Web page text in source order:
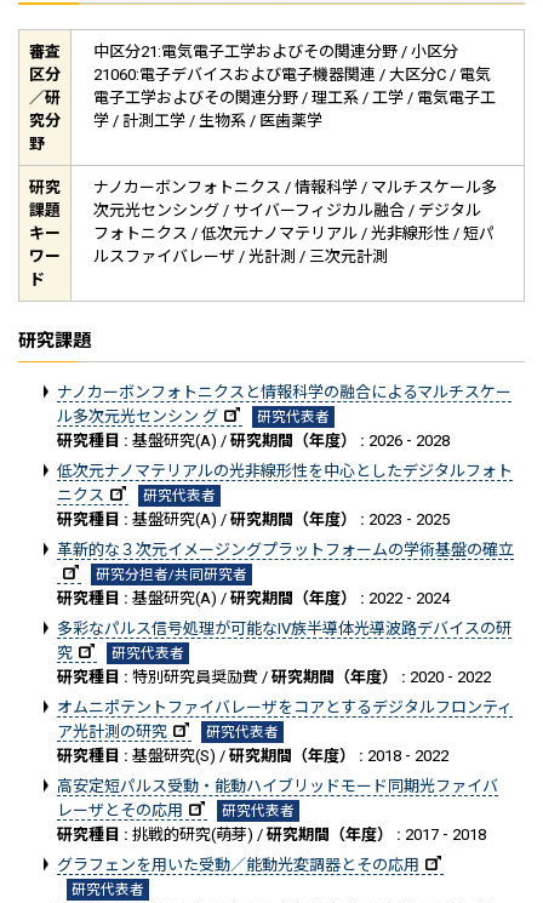
審査
区分
／研
究分
野
中区分21:電気電子工学およびその関連分野 / 小区分
21060:電子デバイスおよび電子機器関連 / 大区分C / 電気
電子工学およびその関連分野 / 理工系 / 工学 / 電気電子工
学 / 計測工学 / 生物系 / 医歯薬学
研究
課題
キー
ワー
ド
ナノカーボンフォトニクス / 情報科学 / マルチスケール多
次元光センシング / サイバーフィジカル融合 / デジタル
フォトニクス / 低次元ナノマテリアル / 光非線形性 / 短パ
ルスファイバレーザ / 光計測 / 三次元計測
研究課題
ナノカーボンフォトニクスと情報科学の融合によるマルチスケー
ル多次元光センシン グ
研究代表者
研究種目 : 基盤研究(A) / 研究期間（年度） : 2026 - 2028
低次元ナノマテリアルの光非線形性を中心としたデジタルフォト
ニクス
研究代表者
研究種目 : 基盤研究(A) / 研究期間（年度） : 2023 - 2025
革新的な３次元イメージングプラットフォームの学術基盤の確立
研究分担者/共同研究者
研究種目 : 基盤研究(A) / 研究期間（年度） : 2022 - 2024
多彩なパルス信号処理が可能なIV族半導体光導波路デバイスの研
究
研究代表者
研究種目 : 特別研究員奨励費 / 研究期間（年度） : 2020 - 2022
オムニポテントファイバレーザをコアとするデジタルフロンティ
ア光計測の研究
研究代表者
研究種目 : 基盤研究(S) / 研究期間（年度） : 2018 - 2022
高安定短パルス受動・能動ハイブリッドモード同期光ファイバ
レーザとその応用
研究代表者
研究種目 : 挑戦的研究(萌芽) / 研究期間（年度） : 2017 - 2018
グラフェンを用いた受動／能動光変調器とその応用
研究代表者